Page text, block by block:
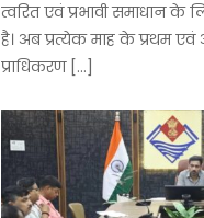
त्वरित एवं प्रभावी समाधान
है। अब प्रत्येक माह के प्रथम एवं
प्राधिकरण […]